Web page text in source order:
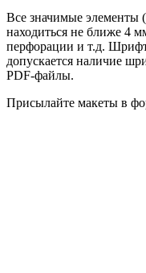
Все значимые элементы
находиться не ближе 4
перфорации и т.д.
допускается наличие
PDF-файлы.
Присылайте макеты в